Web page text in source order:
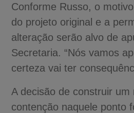
Conforme Russo, o
do projeto original e a
alteração serão alvo de
Secretaria. “Nós vamos
certeza vai ter
A decisão de construir um
contenção naquele ponto